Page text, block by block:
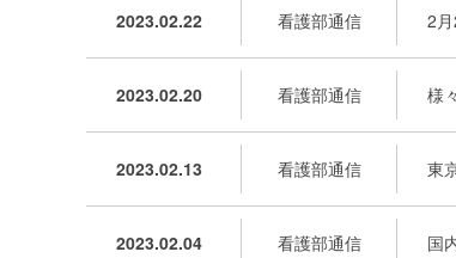
2023.02.22 看護部通信 2
2023.02.20 看護部通信 様
2023.02.13 看護部通信 東
2023.02.04 看護部通信 国